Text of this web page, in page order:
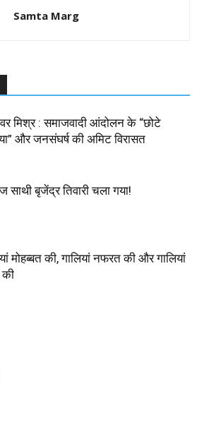
Samta Marg
मिश्र : समाजवादी आंदोलन के “छोटे
और जनसंघर्ष की अमिट विरासत
साथी बृजेंद्र तिवारी चला गया!
मोहब्बत की, गालियां नफरत की और गालियां